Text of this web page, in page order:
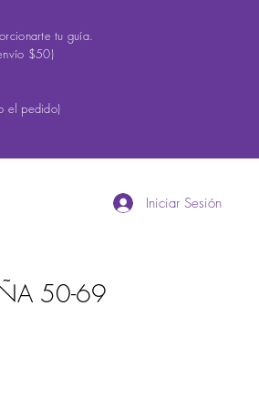
tu guía.
$50)
el pedido)
Iniciar Sesión
50-69